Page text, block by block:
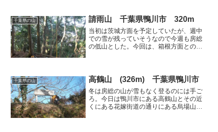
てみることにした。ハムのつどいに参加
したあとは、近くの大...
千葉県の山 請雨山 千葉県鴨川市 320m
当初は茨城方面を予定していたが、週中
での雪が残っていそうなので今週も房総
の低山とした。今回は、箱根方面との交
で行くか決めることにした...
千葉県の山 高鶴山 (326m) 千葉県鴨川市
冬は房総の山が雪もなく登るのには手ご
ろ。今日は鴨川市にある高鶴山とその近
くにある花嫁街道の通りにある烏場山に